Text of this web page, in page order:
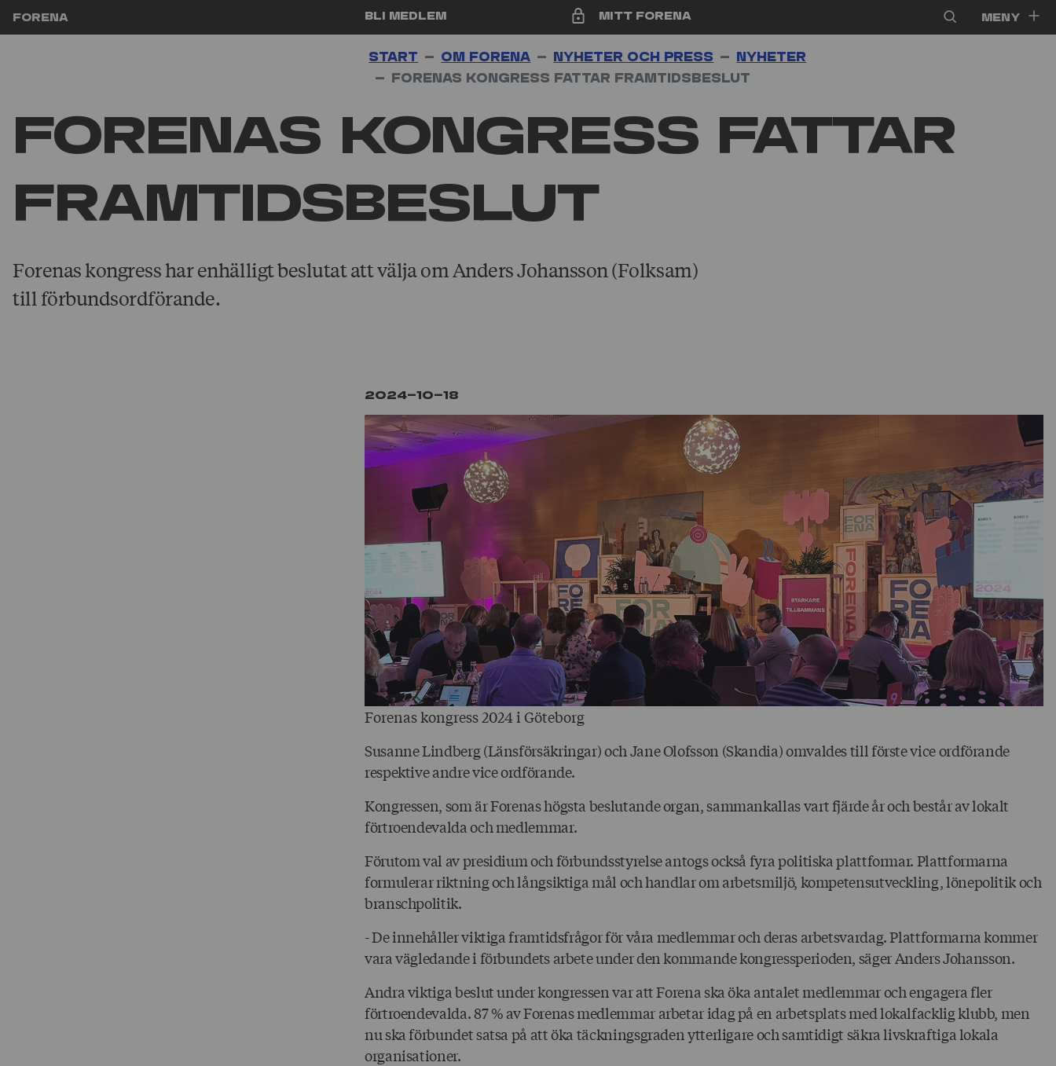
Forena Bli medlem Mitt Forena Meny
Start Om Forena Nyheter och press
Nyheter
Forenas kongress fattar framtids­beslut
Forenas kongress fattar
framtids­beslut
Forenas kongress har enhälligt beslutat att välja om Anders Johansson (Folksam)
till förbundsordförande.
2024-10-18
Forenas kongress 2024 i Göteborg
Susanne Lindberg (Länsförsäkringar) och Jane Olofsson (Skandia) omvaldes till förste vice ordförande
respektive andre vice ordförande.
Kongressen, som är Forenas högsta beslutande organ, sammankallas vart fjärde år och består av lokalt
förtroendevalda och medlemmar.
Förutom val av presidium och förbundsstyrelse antogs också fyra politiska plattformar. Plattformarna
formulerar riktning och långsiktiga mål och handlar om arbetsmiljö, kompetensutveckling, lönepolitik och
branschpolitik.
- De innehåller viktiga framtidsfrågor för våra medlemmar och deras arbetsvardag. Plattformarna kommer
vara vägledande i förbundets arbete under den kommande kongressperioden, säger Anders Johansson.
Andra viktiga beslut under kongressen var att Forena ska öka antalet medlemmar och engagera fler
förtroendevalda. 87 % av Forenas medlemmar arbetar idag på en arbetsplats med lokalfacklig klubb, men
nu ska förbundet satsa på att öka täckningsgraden ytterligare och samtidigt säkra livskraftiga lokala
organisationer.